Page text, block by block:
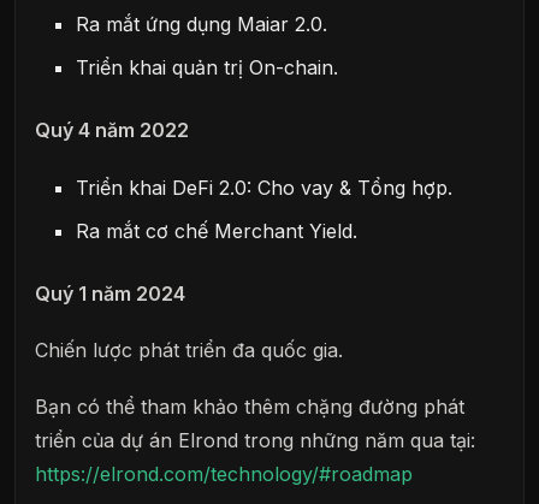
Ra mắt ứng dụng Maiar 2.0.
Triển khai quản trị On-chain.
Quý 4 năm 2022
Triển khai DeFi 2.0: Cho vay & Tổng hợp.
Ra mắt cơ chế Merchant Yield.
Quý 1 năm 2024
Chiến lược phát triển đa quốc gia.
Bạn có thể tham khảo thêm chặng đường phát
triển của dự án Elrond trong những năm qua tại:
https://elrond.com/technology/#roadmap